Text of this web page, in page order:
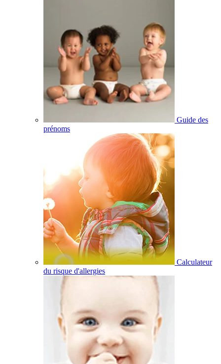
Guide des
prénoms
Calculateur
du risque d'allergies